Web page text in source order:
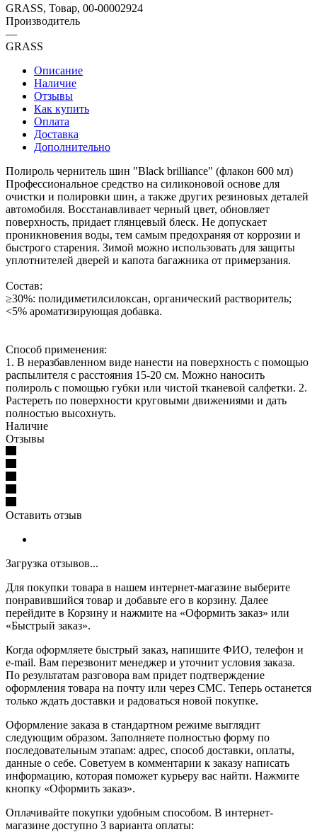
GRASS, Товар, 00-00002924
Производитель
—
GRASS
Описание
Наличие
Отзывы
Как купить
Оплата
Доставка
Дополнительно
Полироль чернитель шин "Black brilliance" (флакон 600 мл)
Профессиональное средство на силиконовой основе для
очистки и полировки шин, а также других резиновых деталей
автомобиля. Восстанавливает черный цвет, обновляет
поверхность, придает глянцевый блеск. Не допускает
проникновения воды, тем самым предохраняя от коррозии и
быстрого старения. Зимой можно использовать для защиты
уплотнителей дверей и капота багажника от примерзания.
Состав:
≥30%: полидиметилсилоксан, органический растворитель;
<5% ароматизирующая добавка.
Способ применения:
1. В неразбавленном виде нанести на поверхность с помощью
распылителя с расстояния 15-20 см. Можно наносить
полироль с помощью губки или чистой тканевой салфетки. 2.
Растереть по поверхности круговыми движениями и дать
полностью высохнуть.
Наличие
Отзывы
Оставить отзыв
Загрузка отзывов...
Для покупки товара в нашем интернет-магазине выберите
понравившийся товар и добавьте его в корзину. Далее
перейдите в Корзину и нажмите на «Оформить заказ» или
«Быстрый заказ».
Когда оформляете быстрый заказ, напишите ФИО, телефон и
e-mail. Вам перезвонит менеджер и уточнит условия заказа.
По результатам разговора вам придет подтверждение
оформления товара на почту или через СМС. Теперь останется
только ждать доставки и радоваться новой покупке.
Оформление заказа в стандартном режиме выглядит
следующим образом. Заполняете полностью форму по
последовательным этапам: адрес, способ доставки, оплаты,
данные о себе. Советуем в комментарии к заказу написать
информацию, которая поможет курьеру вас найти. Нажмите
кнопку «Оформить заказ».
Оплачивайте покупки удобным способом. В интернет-
магазине доступно 3 варианта оплаты: